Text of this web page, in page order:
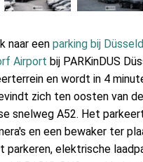
naar een parking bij
Airport bij PARKinDUS
en wordt in 4
zich ten oosten van
snelweg A52. Het
en een bewaker ter
parkeren, elektrische